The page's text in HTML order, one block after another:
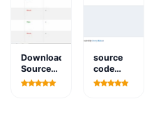
Download
Source
Code
source
code
sistem